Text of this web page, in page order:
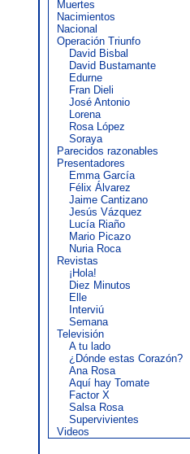
Muertes
Nacimientos
Nacional
Operación Triunfo
David Bisbal
David Bustamante
Edurne
Fran Dieli
José Antonio
Lorena
Rosa López
Soraya
Parecidos razonables
Presentadores
Emma García
Félix Álvarez
Jaime Cantizano
Jesús Vázquez
Lucía Riaño
Mario Picazo
Nuria Roca
Revistas
¡Hola!
Diez Minutos
Elle
Interviú
Semana
Televisión
A tu lado
¿Dónde estas Corazón?
Ana Rosa
Aquí hay Tomate
Factor X
Salsa Rosa
Supervivientes
Videos